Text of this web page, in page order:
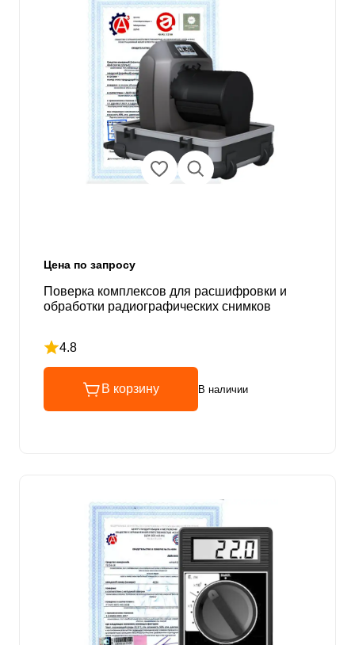
Цена по запросу
Поверка комплексов для расшифровки и
обработки радиографических снимков
4.8
Рейтинг 4.8 из 5
В корзину В наличии